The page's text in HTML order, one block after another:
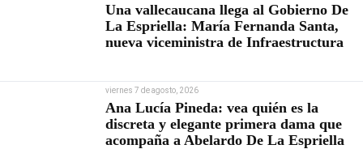
Una vallecaucana llega al Gobierno De
La Espriella: María Fernanda Santa,
nueva viceministra de Infraestructura
viernes 7 de agosto, 2026
Ana Lucía Pineda: vea quién es la
discreta y elegante primera dama que
acompaña a Abelardo De La Espriella